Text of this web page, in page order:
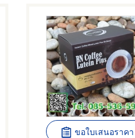
ขอใบเสนอราคา